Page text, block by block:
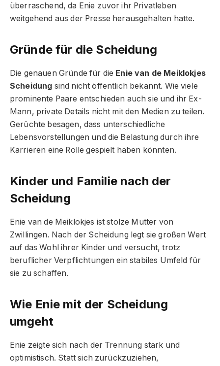
überraschend, da Enie zuvor ihr Privatleben
weitgehend aus der Presse herausgehalten hatte.
Gründe für die Scheidung
Die genauen Gründe für die Enie van de Meiklokjes
Scheidung sind nicht öffentlich bekannt. Wie viele
prominente Paare entschieden auch sie und ihr Ex-
Mann, private Details nicht mit den Medien zu teilen.
Gerüchte besagen, dass unterschiedliche
Lebensvorstellungen und die Belastung durch ihre
Karrieren eine Rolle gespielt haben könnten.
Kinder und Familie nach der
Scheidung
Enie van de Meiklokjes ist stolze Mutter von
Zwillingen. Nach der Scheidung legt sie großen Wert
auf das Wohl ihrer Kinder und versucht, trotz
beruflicher Verpflichtungen ein stabiles Umfeld für
sie zu schaffen.
Wie Enie mit der Scheidung
umgeht
Enie zeigte sich nach der Trennung stark und
optimistisch. Statt sich zurückzuziehen,